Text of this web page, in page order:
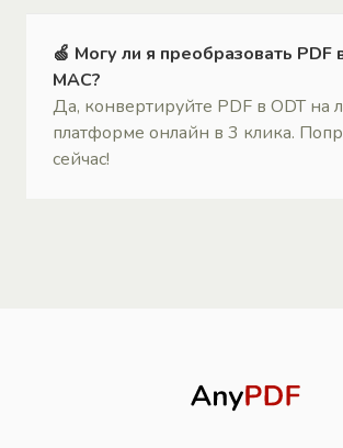
🍏 Могу ли я преобразовать PDF
MAC?
Да, конвертируйте PDF в ODT на
платформе онлайн в 3 клика.
сейчас!